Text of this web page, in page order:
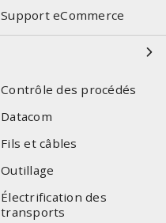
Support eCommerce
Contrôle des procédés
Datacom
Fils et câbles
Outillage
Électrification des
transports